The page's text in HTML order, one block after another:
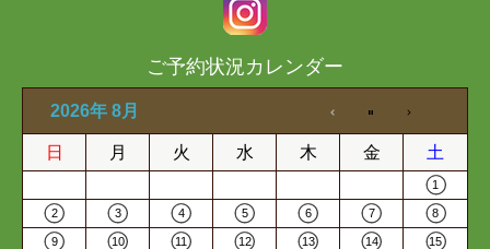
ご予約状況カレンダー
2026年 8月
日 月 火 水 木 金 土
1
2 3 4 5 6 7 8
9 10 11 12 13 14 15